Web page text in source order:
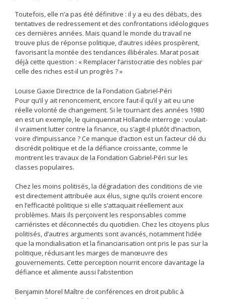
Toutefois, elle n’a pas été définitive : il y a eu des débats, des
tentatives de redressement et des confrontations idéologiques
ces dernières années. Mais quand le monde du travail ne
trouve plus de réponse politique, d’autres idées prospèrent,
favorisant la montée des tendances illibérales. Marat posait
déjà cette question : « Remplacer l’aristocratie des nobles par
celle des riches est-il un progrès ? »
Louise Gaxie Directrice de la Fondation Gabriel-Péri
Pour qu’il y ait renoncement, encore faut-il qu’il y ait eu une
réelle volonté de changement. Si le tournant des années 1980
en est un exemple, le quinquennat Hollande interroge : voulait-
il vraiment lutter contre la finance, ou s’agit-il plutôt d’inaction,
voire d’impuissance ? Ce manque d’action est un facteur clé du
discrédit politique et de la défiance croissante, comme le
montrent les travaux de la Fondation Gabriel-Péri sur les
classes populaires.
Chez les moins politisés, la dégradation des conditions de vie
est directement attribuée aux élus, signe qu’ils croient encore
en l’efficacité politique si elle s’attaquait réellement aux
problèmes. Mais ils perçoivent les responsables comme
carriéristes et déconnectés du quotidien. Chez les citoyens plus
politisés, d’autres arguments sont avancés, notamment l’idée
que la mondialisation et la financiarisation ont pris le pas sur la
politique, réduisant les marges de manœuvre des
gouvernements. Cette perception nourrit encore davantage la
défiance et alimente aussi l’abstention
Benjamin Morel Maître de conférences en droit public à